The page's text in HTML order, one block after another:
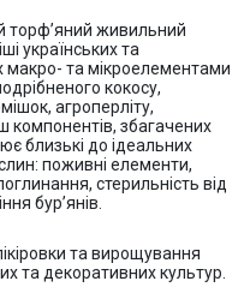
торф’яний живильний
українських та
макро- та мікроелементами
кокосу,
агроперліту,
компонентів, збагачених
близькі до ідеальних
поживні елементи,
стерильність від
бур’янів.
та вирощування
та декоративних культур.